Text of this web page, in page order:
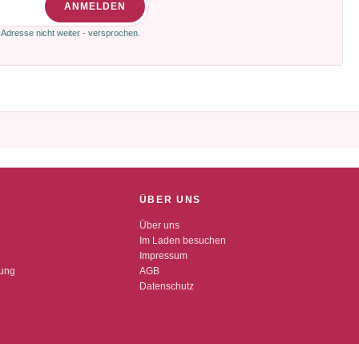
ANMELDEN
nicht weiter - versprochen.
ÜBER UNS
Über uns
Im Laden besuchen
Impressum
AGB
Datenschutz